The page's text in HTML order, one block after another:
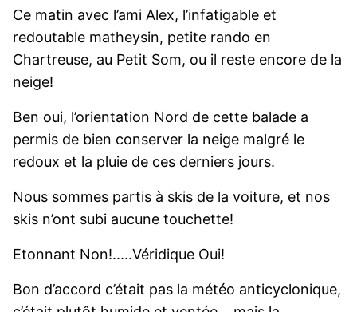
Ce matin avec l’ami Alex, l’infatigable et
redoutable matheysin, petite rando en
Chartreuse, au Petit Som, ou il reste encore de la
neige!
Ben oui, l’orientation Nord de cette balade a
permis de bien conserver la neige malgré le
redoux et la pluie de ces derniers jours.
Nous sommes partis à skis de la voiture, et nos
skis n’ont subi aucune touchette!
Etonnant Non!.....Véridique Oui!
Bon d’accord c’était pas la météo anticyclonique,